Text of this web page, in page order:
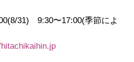
31) 9:30〜17:00(季節によ